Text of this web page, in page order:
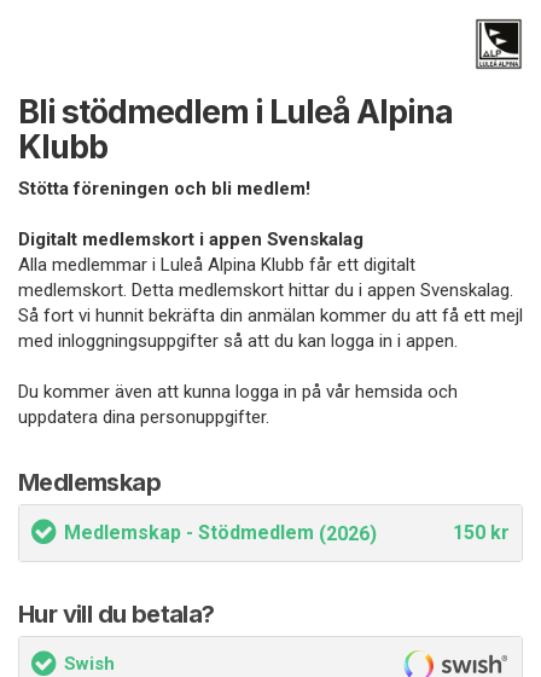
Bli stödmedlem i Luleå Alpina
Klubb
Stötta föreningen och bli medlem!
Digitalt medlemskort i appen Svenskalag
Alla medlemmar i Luleå Alpina Klubb får ett digitalt
medlemskort. Detta medlemskort hittar du i appen Svenskalag.
Så fort vi hunnit bekräfta din anmälan kommer du att få ett mejl
med inloggningsuppgifter så att du kan logga in i appen.
Du kommer även att kunna logga in på vår hemsida och
uppdatera dina personuppgifter.
Medlemskap
Medlemskap - Stödmedlem (2026) 150 kr
Hur vill du betala?
Swish